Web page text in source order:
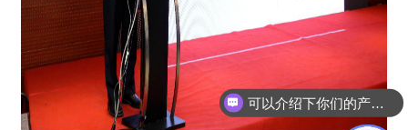
可以介绍下你们的产品么
你们是怎么收费的呢